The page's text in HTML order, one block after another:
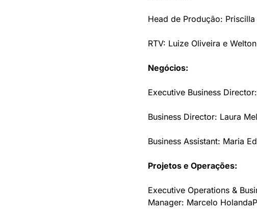
Head de Produção: Priscilla
RTV: Luize Oliveira e
Negócios:
Executive Business
Business Director: Laura
Business Assistant: Maria
Projetos e Operações:
Executive Operations &
Manager: Marcelo Holanda